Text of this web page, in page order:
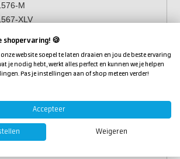
M
XLV
shopervaring! 🍪
website soepel te laten draaien en jou de beste ervaring
je nodig hebt, werkt alles perfect en kunnen we je helpen
Pas je instellingen aan of shop meteen verder!
Accepteer
Weigeren